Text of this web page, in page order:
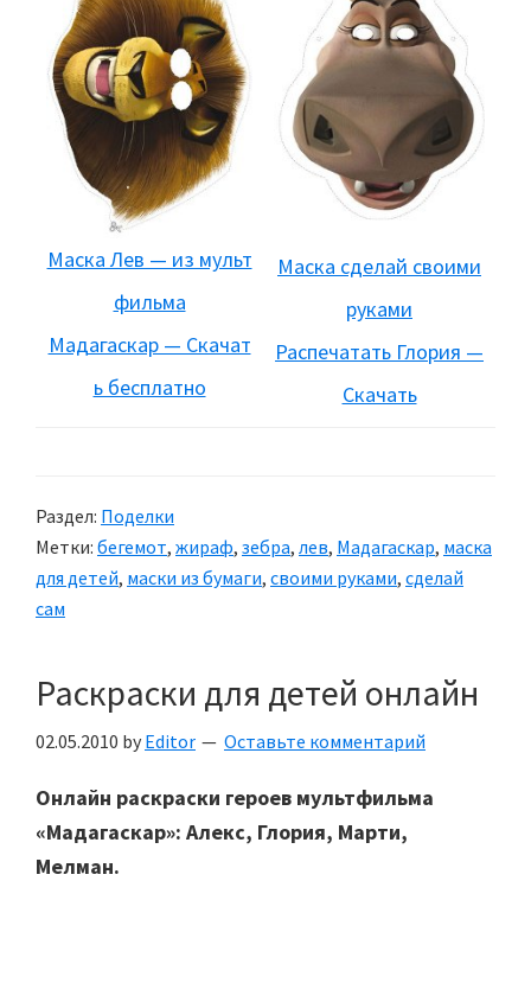
Маска Лев — из мульт
фильма
Мадагаскар — Скачат
ь бесплатно
Маска сделай своими
руками
Распечатать Глория —
Скачать
Раздел: Поделки
Метки: бегемот, жираф, зебра, лев, Мадагаскар, маска
для детей, маски из бумаги, своими руками, сделай
сам
Раскраски для детей онлайн
02.05.2010 by Editor Оставьте комментарий
Онлайн раскраски героев мультфильма
«Мадагаскар»: Алекс, Глория, Марти,
Мелман.